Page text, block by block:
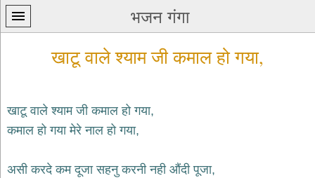
भजन गंगा
प्रथम
home
खाटू वाले श्याम जी कमाल हो गया,
खाटू वाले श्याम जी कमाल हो गया,
कमाल हो गया मेरे नाल हो गया,
असी करदे कम दूजा सहनु करनी नही औंदी पूजा,